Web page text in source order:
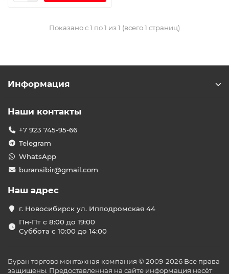
Показано с 1 по 1 из 1 (всего 1 страниц)
Информация
Наши контакты
+7 923 745-95-66
Telegram
WhatsApp
buransibir@gmail.com
Наш адрес
г. Новосибирск ул. Ипподромская 44
Пн-Пт с 8:00 до 19:00
Суббота с 10:00 до 14:00
Буран торгово монтажная компания © 2009-2026 Все права
защищены. Предоставленная на сайте информация несёт